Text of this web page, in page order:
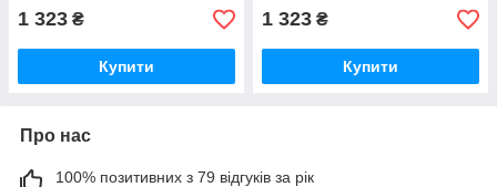
1 323 ₴
Купити
1 323 ₴
Купити
Про нас
100% позитивних з 79 відгуків за рік